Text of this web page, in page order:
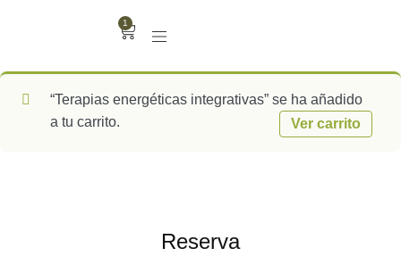
1
“Terapias energéticas integrativas” se ha añadido
a tu carrito.
Ver carrito
Reserva